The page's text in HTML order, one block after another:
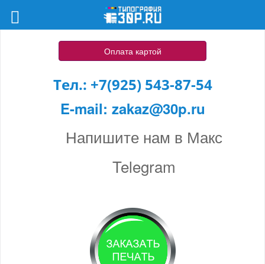
Оплата картой
Тел.: +7(925) 543-87-54
E-mail: zakaz@30p.ru
Напишите нам в Макс
Telegram